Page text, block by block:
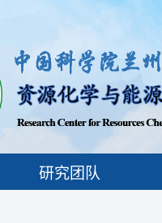
研究团队